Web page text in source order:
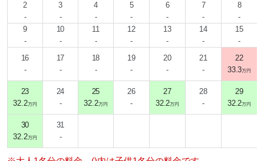
2
-
3
-
4
-
5
-
6
-
7
-
8
-
9
-
10
-
11
-
12
-
13
-
14
-
15
-
16
-
17
-
18
-
19
-
20
-
21
-
22
33.3万円
23
32.2万円
24
-
25
32.2万円
26
-
27
32.2万円
28
-
29
32.2万円
30
32.2万円
31
-